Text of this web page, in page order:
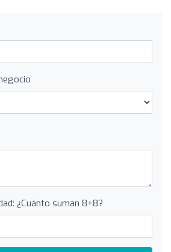
¿Cuánto suman 8+8?